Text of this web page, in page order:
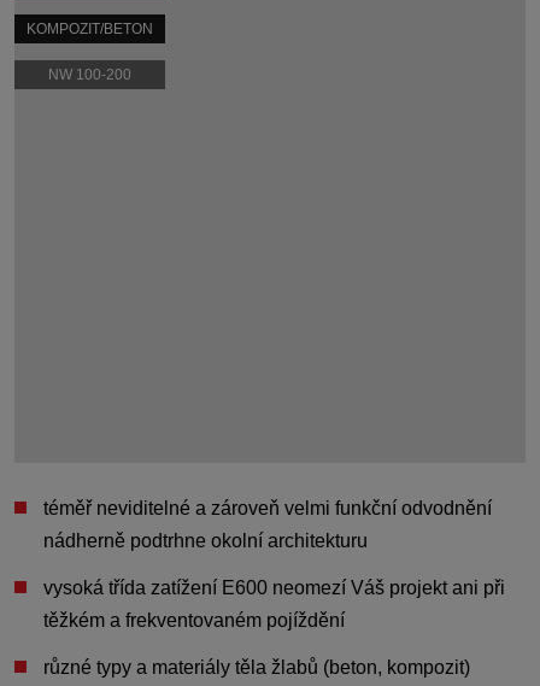
KOMPOZIT/BETON
NW 100-200
téměř neviditelné a zároveň velmi funkční odvodnění
nádherně podtrhne okolní architekturu
vysoká třída zatížení E600 neomezí Váš projekt ani při
těžkém a frekventovaném pojíždění
různé typy a materiály těla žlabů (beton, kompozit)